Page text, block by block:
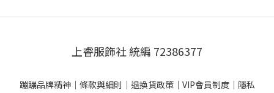
上睿服飾社 統編 72386377
蹦蹦品牌精神｜ 條款與細則 ｜ 退換貨政策｜ VIP會員制度｜ 隱私